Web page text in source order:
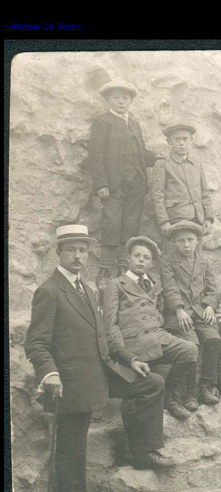
<--Previous Up Next-->